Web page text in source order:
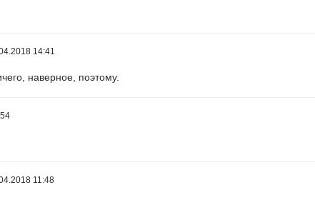
14:41
наверное, поэтому.
11:48